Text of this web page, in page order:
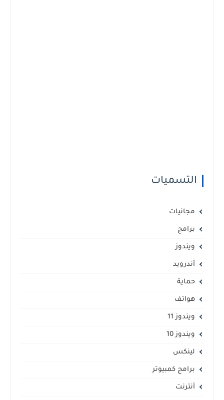
التسميات
مجانيات
برامج
ويندوز
أندرويد
حماية
هواتف
ويندوز 11
ويندوز 10
لينكس
برامج كمبيوتر
أنترنت